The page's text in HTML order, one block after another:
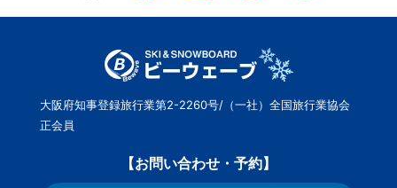
大阪府知事登録旅行業第2-2260号/（一社）全国旅行業協会
正会員
【お問い合わせ・予約】